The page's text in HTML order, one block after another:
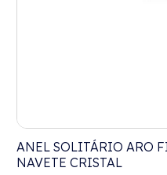
ANEL SOLITÁRIO ARO
NAVETE CRISTAL